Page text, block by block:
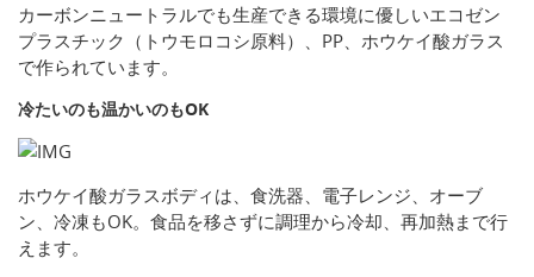
カーボンニュートラルでも生産できる環境に優しいエコゼン
プラスチック（トウモロコシ原料）、PP、ホウケイ酸ガラス
で作られています。
冷たいのも温かいのもOK
ホウケイ酸ガラスボディは、食洗器、電子レンジ、オーブ
ン、冷凍もOK。食品を移さずに調理から冷却、再加熱まで行
えます。